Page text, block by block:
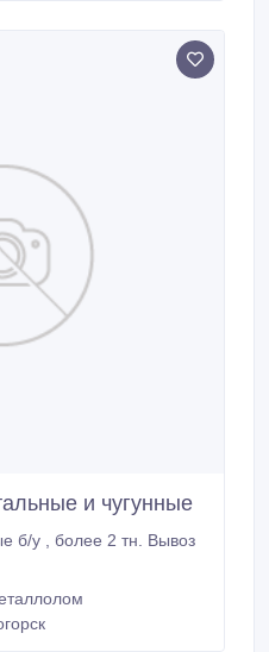
и чугунные